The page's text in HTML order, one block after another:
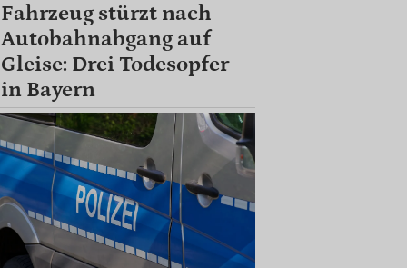
Fahrzeug stürzt nach
Autobahnabgang auf
Gleise: Drei Todesopfer
in Bayern